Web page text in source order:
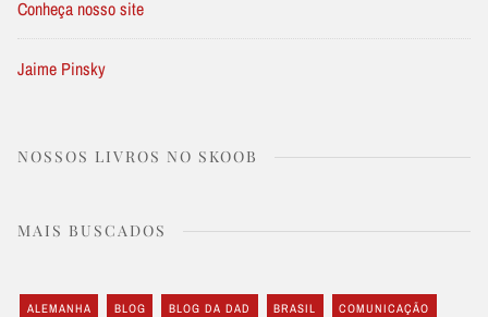
Conheça nosso site
Jaime Pinsky
NOSSOS LIVROS NO SKOOB
MAIS BUSCADOS
ALEMANHA BLOG BLOG DA DAD BRASIL COMUNICAÇÃO